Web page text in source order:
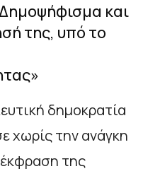
και
της, υπό το
δημοκρατία
χωρίς την ανάγκη
της